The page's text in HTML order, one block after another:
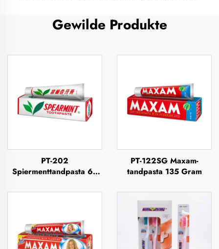
Gewilde Produkte
PT-202
Spiermenttandpasta 63
PT-122SG Maxam-
tandpasta 135 Gram